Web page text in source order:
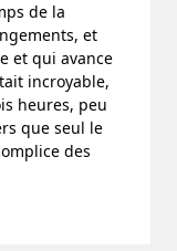
de la
et
et qui avance
incroyable,
heures, peu
que seul le
des